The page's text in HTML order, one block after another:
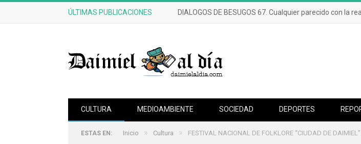
ÚLTIMAS PUBLICACIONES
CULTURA MEDIOAMBIENTE SOCIEDAD DEPORTES
ESTAS EN: Inicio » Cultura » FESTIVAL NACIONAL DE FOLKLORE “CIUDAD DE